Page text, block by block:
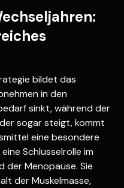
bildet das
in den
sinkt, während der
sogar steigt, kommt
eine besondere
Schlüsselrolle im
der Menopause. Sie
der Muskelmasse,